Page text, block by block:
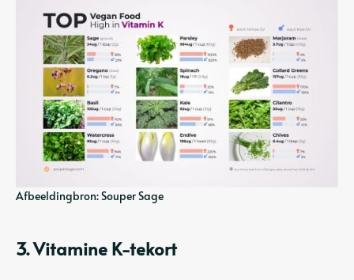
Afbeeldingbron: Souper Sage
3. Vitamine K-tekort